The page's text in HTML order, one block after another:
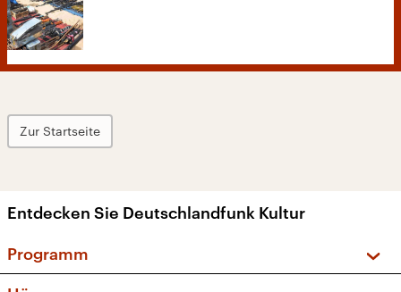
Zur Startseite
Entdecken Sie Deutschlandfunk Kultur
Programm